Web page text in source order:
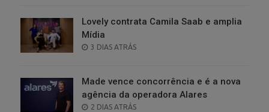
Lovely contrata Camila Saab e amplia
Mídia
POSTED
3 DIAS ATRÁS
Made vence concorrência e é a nova
agência da operadora Alares
POSTED
2 DIAS ATRÁS